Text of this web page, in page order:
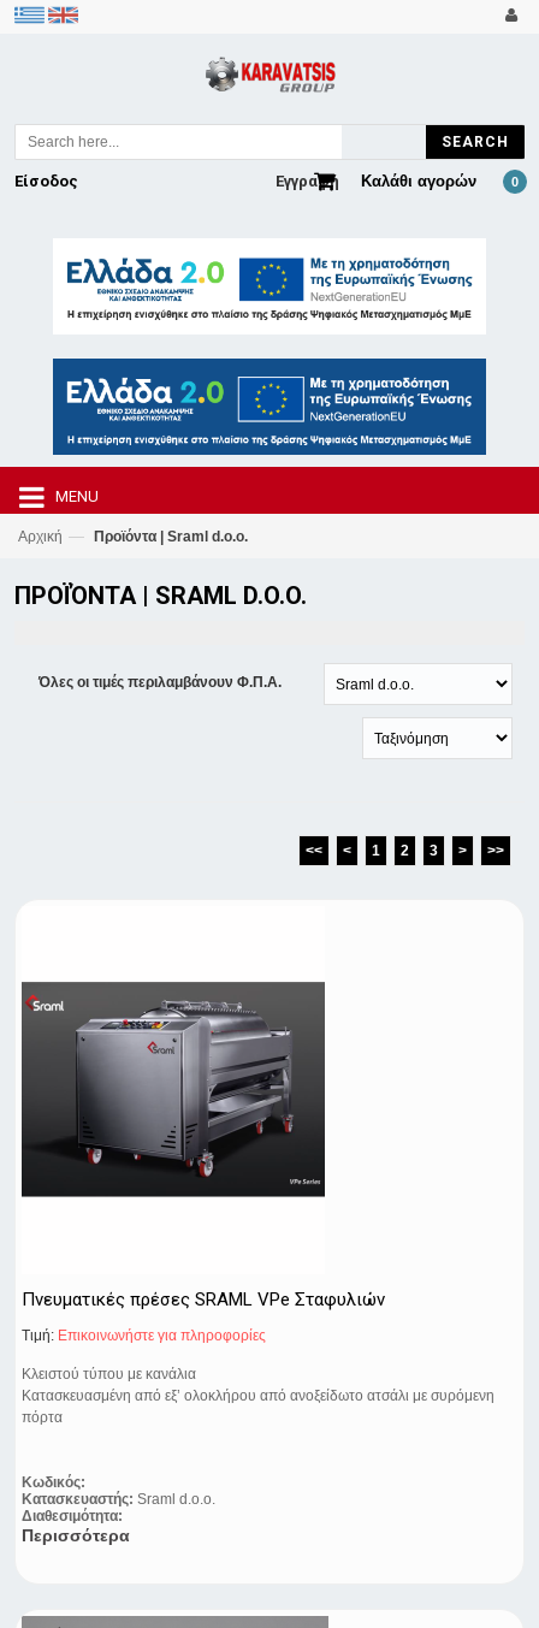
SEARCH
Καλάθι αγορών 0
Εγγραφή
Είσοδος
MENU
Αρχική — Προϊόντα | Sraml d.o.o.
ΠΡΟΪΌΝΤΑ | SRAML D.O.O.
Όλες οι τιμές περιλαμβάνουν Φ.Π.Α.
<< < 1 2 3 > >>
Πνευματικές πρέσες SRAML VPe Σταφυλιών
Τιμή: Eπικοινωνήστε για πληροφορίες
Κλειστού τύπου με κανάλια
Κατασκευασμένη από εξ’ ολοκλήρου από ανοξείδωτο ατσάλι με συρόμενη
πόρτα
Κωδικός:
Κατασκευαστής: Sraml d.o.o.
Διαθεσιμότητα:
Περισσότερα